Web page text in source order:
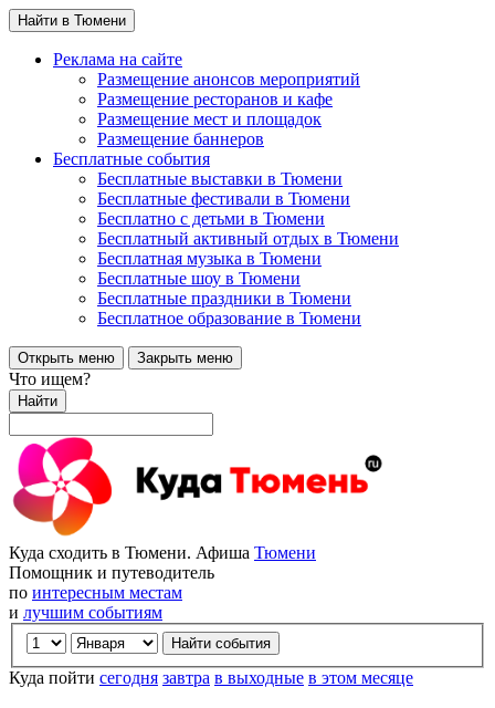
Найти в Тюмени
Реклама на сайте
Размещение анонсов мероприятий
Размещение ресторанов и кафе
Размещение мест и площадок
Размещение баннеров
Бесплатные события
Бесплатные выставки в Тюмени
Бесплатные фестивали в Тюмени
Бесплатно с детьми в Тюмени
Бесплатный активный отдых в Тюмени
Бесплатная музыка в Тюмени
Бесплатные шоу в Тюмени
Бесплатные праздники в Тюмени
Бесплатное образование в Тюмени
Открыть меню Закрыть меню
Что ищем?
Найти
Куда сходить в Тюмени. Афиша Тюмени
Помощник и путеводитель
по интересным местам
и лучшим событиям
Куда пойти сегодня завтра в выходные в этом месяце